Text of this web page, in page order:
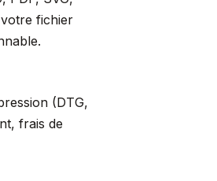
fichier
(DTG,
frais de